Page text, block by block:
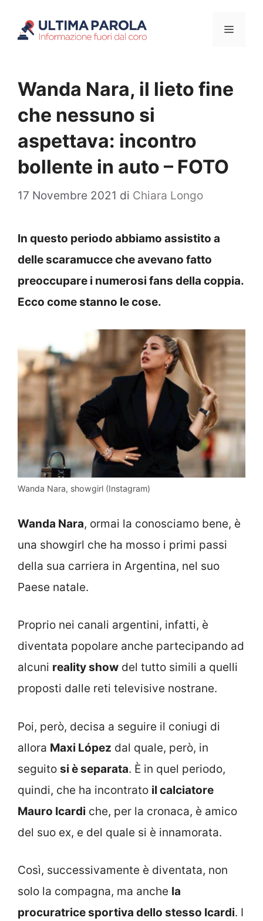
Menu
Wanda Nara, il lieto fine
che nessuno si
aspettava: incontro
bollente in auto – FOTO
17 Novembre 2021 di Chiara Longo
In questo periodo abbiamo assistito a
delle scaramucce che avevano fatto
preoccupare i numerosi fans della coppia.
Ecco come stanno le cose.
Wanda Nara, showgirl (Instagram)
Wanda Nara, ormai la conosciamo bene, è
una showgirl che ha mosso i primi passi
della sua carriera in Argentina, nel suo
Paese natale.
Proprio nei canali argentini, infatti, è
diventata popolare anche partecipando ad
alcuni reality show del tutto simili a quelli
proposti dalle reti televisive nostrane.
Poi, però, decisa a seguire il coniugi di
allora Maxi López dal quale, però, in
seguito si è separata. È in quel periodo,
quindi, che ha incontrato il calciatore
Mauro Icardi che, per la cronaca, è amico
del suo ex, e del quale si è innamorata.
Così, successivamente è diventata, non
solo la compagna, ma anche la
procuratrice sportiva dello stesso Icardi. I